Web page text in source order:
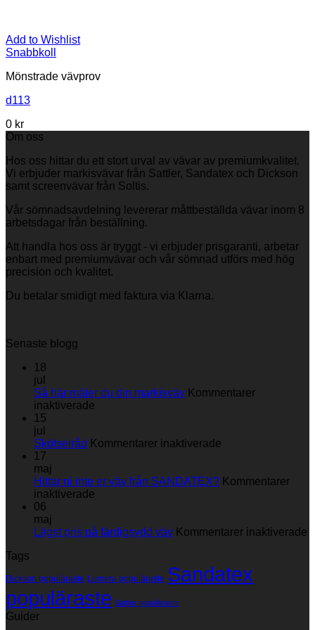
Add to Wishlist
Snabbkoll
Mönstrade vävprov
d113
0 kr
Om oss
Hos oss hittar du ett stort urval av vävar av premiumkvalitet.
Vi erbjuder markisvävar från Sattler, Sandatex och Dickson
samt screenvävar från Soltis.
Vår sömnadsavdelning levererar måttbeställda vävar inom 8
arbetsdagar från beställning.
Att handla hos oss är tryggt - vi erbjuder prisgaranti, arbetar
enbart med premiumvävar och vår sömnad utförs med hög
precision och kvalitet.
Du betalar smidigt med faktura via Klarna.
Senaste blogg
18
jul
Så här mäter du din markisväv Kommentarer
inaktiverade
mäter
markisväv
15
jul
Skötselråd Kommentarer inaktiverade
17
maj
Hittar ni inte er väv från SANDATEX? Kommentarer
inaktiverade
inte
SANDATEX?
06
maj
Lägst pris på färdigsydd väv Kommentarer inaktiverade
Tags
Dickson populäraste Lumera populäraste Sandatex
populäraste Sattler populäraste
Guider